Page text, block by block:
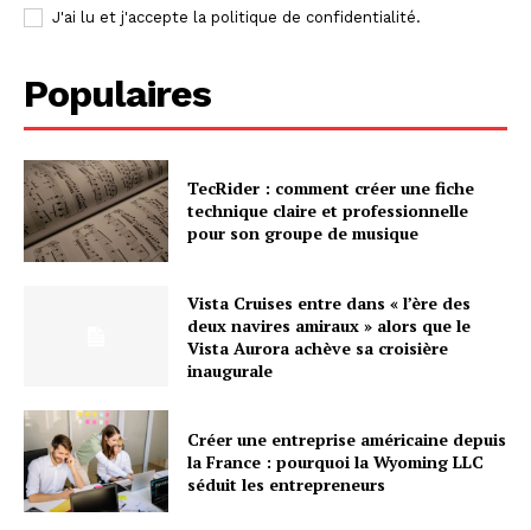
J'ai lu et j'accepte la politique de confidentialité.
Populaires
TecRider : comment créer une fiche
technique claire et professionnelle
pour son groupe de musique
Vista Cruises entre dans « l’ère des
deux navires amiraux » alors que le
Vista Aurora achève sa croisière
inaugurale
Créer une entreprise américaine depuis
la France : pourquoi la Wyoming LLC
séduit les entrepreneurs